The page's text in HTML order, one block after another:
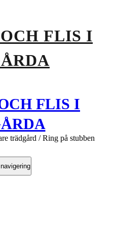
FLIS I
trädgård / Ring på stubben